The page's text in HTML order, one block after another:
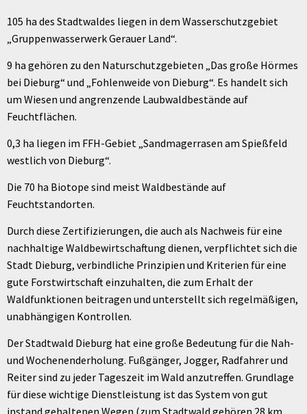
105 ha des Stadtwaldes liegen in dem Wasserschutzgebiet
„Gruppenwasserwerk Gerauer Land“.
9 ha gehören zu den Naturschutzgebieten „Das große Hörmes
bei Dieburg“ und „Fohlenweide von Dieburg“. Es handelt sich
um Wiesen und angrenzende Laubwaldbestände auf
Feuchtflächen.
0,3 ha liegen im FFH-Gebiet „Sandmagerrasen am Spießfeld
westlich von Dieburg“.
Die 70 ha Biotope sind meist Waldbestände auf
Feuchtstandorten.
Durch diese Zertifizierungen, die auch als Nachweis für eine
nachhaltige Waldbewirtschaftung dienen, verpflichtet sich die
Stadt Dieburg, verbindliche Prinzipien und Kriterien für eine
gute Forstwirtschaft einzuhalten, die zum Erhalt der
Waldfunktionen beitragen und unterstellt sich regelmäßigen,
unabhängigen Kontrollen.
Der Stadtwald Dieburg hat eine große Bedeutung für die Nah-
und Wochenenderholung. Fußgänger, Jogger, Radfahrer und
Reiter sind zu jeder Tageszeit im Wald anzutreffen. Grundlage
für diese wichtige Dienstleistung ist das System von gut
instand gehaltenen Wegen (zum Stadtwald gehören 28 km